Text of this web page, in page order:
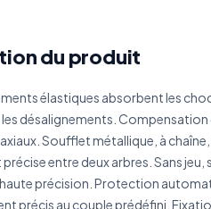
du produit
élastiques absorbent les
désalignements. Compensation
Soufflet métallique, à
précise entre deux arbres. Sans
précision. Protection
précis au couple prédéfini.